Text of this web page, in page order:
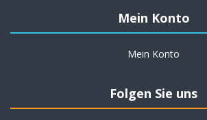
Mein Konto
Mein Konto
Folgen Sie uns